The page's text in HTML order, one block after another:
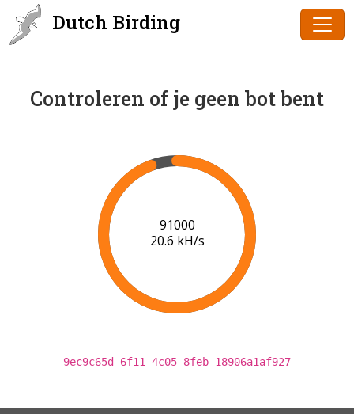
Dutch Birding
Controleren of je geen bot bent
93000
19.9 kH/s
9ec9c65d-6f11-4c05-8feb-18906a1af927